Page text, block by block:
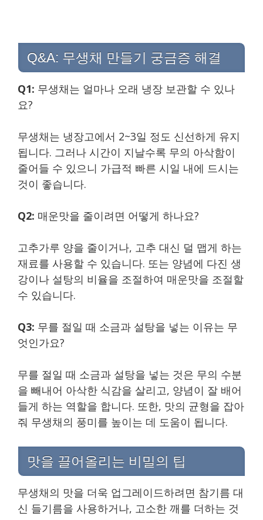
Q&A: 무생채 만들기 궁금증 해결
Q1: 무생채는 얼마나 오래 냉장 보관할 수 있나
요?
무생채는 냉장고에서 2~3일 정도 신선하게 유지
됩니다. 그러나 시간이 지날수록 무의 아삭함이
줄어들 수 있으니 가급적 빠른 시일 내에 드시는
것이 좋습니다.
Q2: 매운맛을 줄이려면 어떻게 하나요?
고추가루 양을 줄이거나, 고추 대신 덜 맵게 하는
재료를 사용할 수 있습니다. 또는 양념에 다진 생
강이나 설탕의 비율을 조절하여 매운맛을 조절할
수 있습니다.
Q3: 무를 절일 때 소금과 설탕을 넣는 이유는 무
엇인가요?
무를 절일 때 소금과 설탕을 넣는 것은 무의 수분
을 빼내어 아삭한 식감을 살리고, 양념이 잘 배어
들게 하는 역할을 합니다. 또한, 맛의 균형을 잡아
줘 무생채의 풍미를 높이는 데 도움이 됩니다.
맛을 끌어올리는 비밀의 팁
무생채의 맛을 더욱 업그레이드하려면 참기름 대
신 들기름을 사용하거나, 고소한 깨를 더하는 것